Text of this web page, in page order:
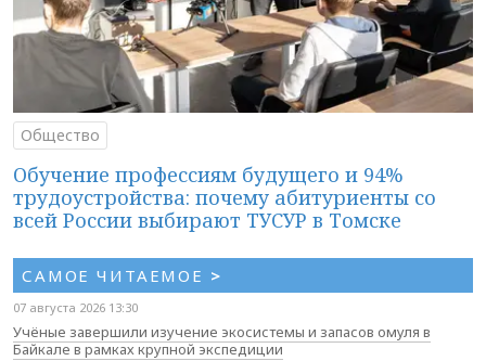
Общество
Обучение профессиям будущего и 94%
трудоустройства: почему абитуриенты со
всей России выбирают ТУСУР в Томске
САМОЕ ЧИТАЕМОЕ >
07 августа 2026 13:30
Учёные завершили изучение экосистемы и запасов омуля в
Байкале в рамках крупной экспедиции